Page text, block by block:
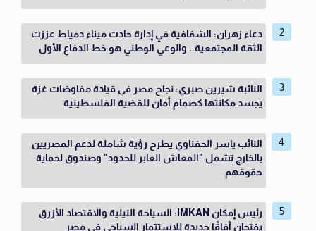
دعاء زهران: الشفافية في إدارة حادث ميناء دمياط عززت
الثقة المجتمعية.. والوعي الوطني هو خط الدفاع الأول
النائبة شيرين صبري: نجاح مصر في قيادة مفاوضات غزة
يجسد مكانتها كصمام أمان للقضية الفلسطينية
النائب ياسر الحفناوي يطرح رؤية شاملة لدعم المصريين
بالخارج تشمل "المعاش العابر للحدود" وصندوق لحماية
حقوقهم
رئيس إمكان IMKAN: السياحة النيلية والاقتصاد الأزرق
يفتحان آفاقًا جديدة للاستثمار السياحي في مصر